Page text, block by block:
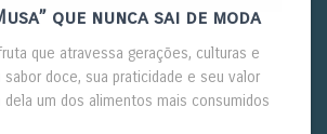
que nunca sai de moda
que atravessa gerações, culturas e
doce, sua praticidade e seu valor
dela um dos alimentos mais consumidos